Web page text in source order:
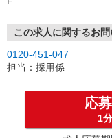
この求人に関するお
0120-451-047
担当：採用係
応
1